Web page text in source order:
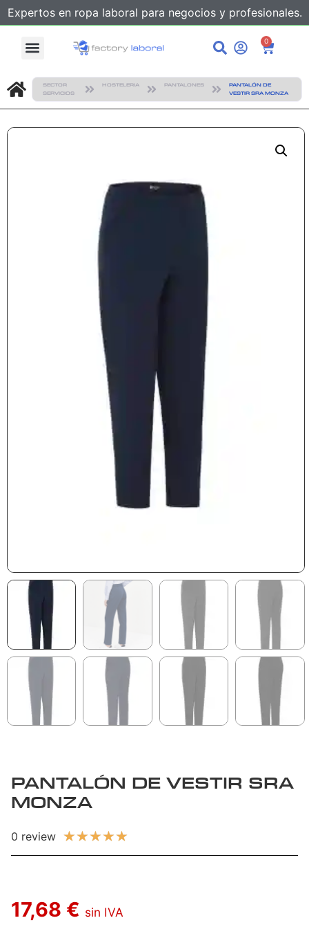
Expertos en ropa laboral para negocios y profesionales.
0
SECTOR
SERVICIOS
HOSTELERIA PANTALONES
PANTALÓN DE
VESTIR SRA MONZA
PANTALÓN DE VESTIR SRA
MONZA
0 review ★★★★★
17,68 € sin IVA